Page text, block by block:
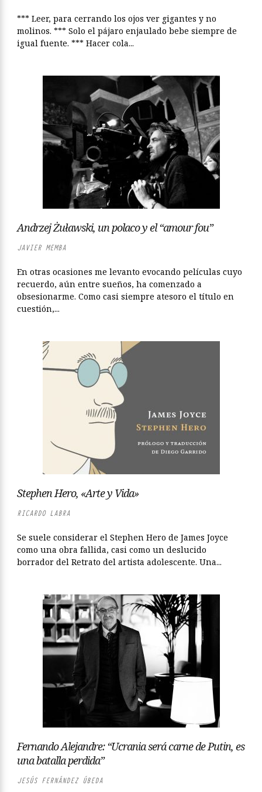
*** Leer, para cerrando los ojos ver gigantes y no
molinos. *** Solo el pájaro enjaulado bebe siempre de
igual fuente. *** Hacer cola...
Andrzej Żuławski, un polaco y el “amour fou”
JAVIER MEMBA
En otras ocasiones me levanto evocando películas cuyo
recuerdo, aún entre sueños, ha comenzado a
obsesionarme. Como casi siempre atesoro el título en
cuestión,...
Stephen Hero, «Arte y Vida»
RICARDO LABRA
Se suele considerar el Stephen Hero de James Joyce
como una obra fallida, casi como un deslucido
borrador del Retrato del artista adolescente. Una...
Fernando Alejandre: “Ucrania será carne de Putin, es
una batalla perdida”
JESÚS FERNÁNDEZ ÚBEDA